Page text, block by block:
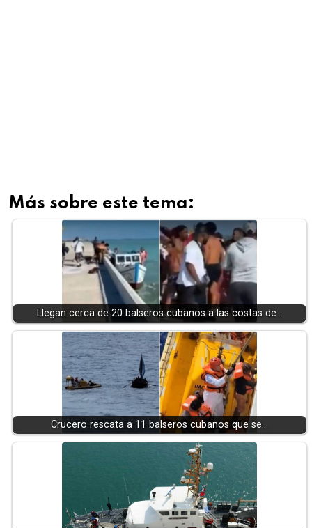
Más sobre este tema:
Llegan cerca de 20 balseros cubanos a las costas de…
Crucero rescata a 11 balseros cubanos que se…